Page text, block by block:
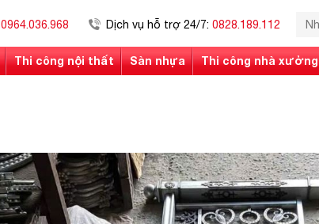
0964.036.968 Dịch vụ hỗ trợ 24/7: 0828.189.112
Thi công nội thất Sàn nhựa Thi công nhà xưởng